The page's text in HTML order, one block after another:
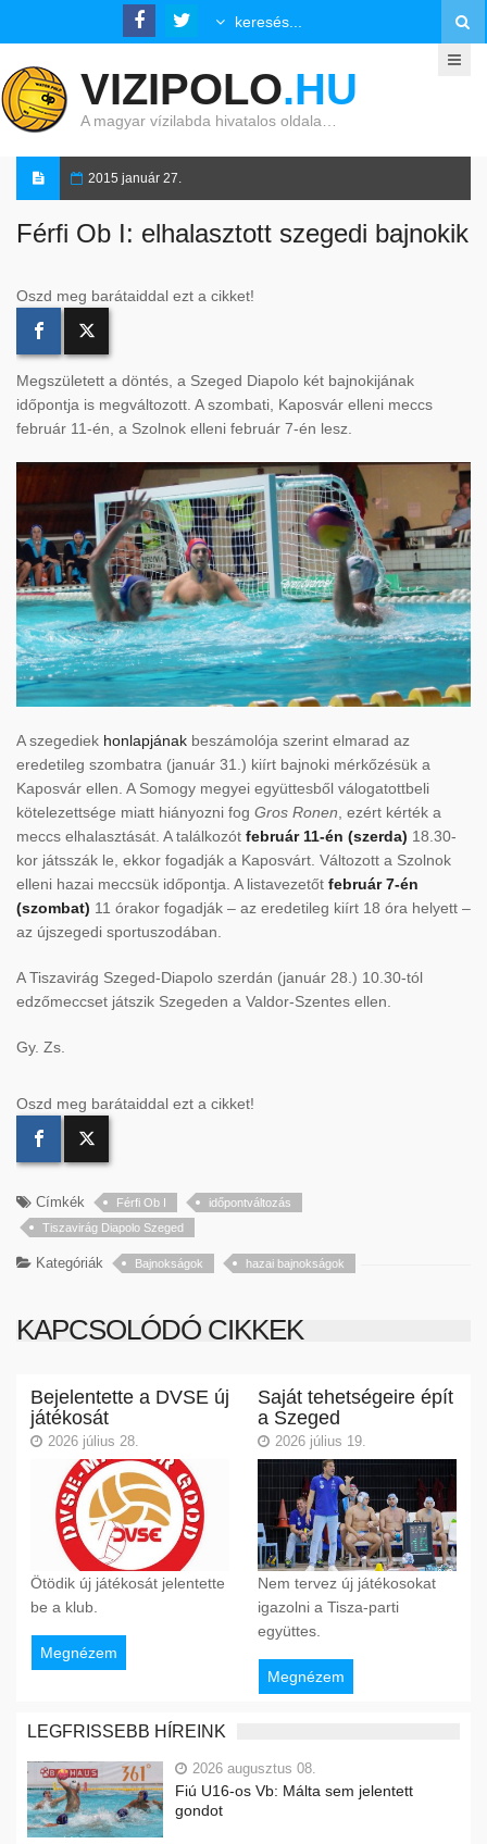
VIZIPOLO.HU
A magyar vízilabda hivatalos oldala…
2015 január 27.
Férfi Ob I: elhalasztott szegedi bajnokik
Oszd meg barátaiddal ezt a cikket!
Megszületett a döntés, a Szeged Diapolo két bajnokijának
időpontja is megváltozott. A szombati, Kaposvár elleni meccs
február 11-én, a Szolnok elleni február 7-én lesz.
A szegediek honlapjának beszámolója szerint elmarad az
eredetileg szombatra (január 31.) kiírt bajnoki mérkőzésük a
Kaposvár ellen. A Somogy megyei együttesből válogatottbeli
kötelezettsége miatt hiányozni fog Gros Ronen , ezért kérték a
meccs elhalasztását. A találkozót február 11-én (szerda) 18.30-
kor játsszák le, ekkor fogadják a Kaposvárt. Változott a Szolnok
elleni hazai meccsük időpontja. A listavezetőt február 7-én
(szombat) 11 órakor fogadják – az eredetileg kiírt 18 óra helyett –
az újszegedi sportuszodában.
A Tiszavirág Szeged-Diapolo szerdán (január 28.) 10.30-tól
edzőmeccset játszik Szegeden a Valdor-Szentes ellen.
Gy. Zs.
Oszd meg barátaiddal ezt a cikket!
Címkék Férfi Ob I
időpontváltozás
Tiszavirág Diapolo Szeged
Kategóriák Bajnokságok hazai bajnokságok
KAPCSOLÓDÓ CIKKEK
Bejelentette a DVSE új
játékosát
2026 július 28.
Ötödik új játékosát jelentette
be a klub.
Megnézem
Saját tehetségeire épít
a Szeged
2026 július 19.
Nem tervez új játékosokat
igazolni a Tisza-parti
együttes.
Megnézem
LEGFRISSEBB HÍREINK
2026 augusztus 08.
Fiú U16-os Vb: Málta sem jelentett
gondot